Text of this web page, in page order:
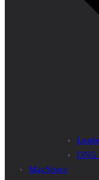
ONG
MagSpace